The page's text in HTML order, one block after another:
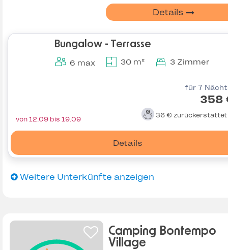
Details
Bungalow - Terrasse
6 max 30 m² 3 Zimmer
für 7
358
36 € zurückerstattet
Details
von 12.09 bis 19.09
Weitere Unterkünfte anzeigen
Camping Bontempo
Village